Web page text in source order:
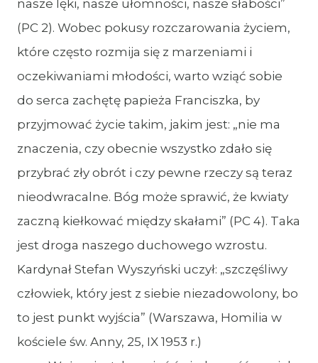
nasze lęki, nasze ułomności, nasze słabości”
(PC 2). Wobec pokusy rozczarowania życiem,
które często rozmija się z marzeniami i
oczekiwaniami młodości, warto wziąć sobie
do serca zachętę papieża Franciszka, by
przyjmować życie takim, jakim jest: „nie ma
znaczenia, czy obecnie wszystko zdało się
przybrać zły obrót i czy pewne rzeczy są teraz
nieodwracalne. Bóg może sprawić, że kwiaty
zaczną kiełkować między skałami” (PC 4). Taka
jest droga naszego duchowego wzrostu.
Kardynał Stefan Wyszyński uczył: „szczęśliwy
człowiek, który jest z siebie niezadowolony, bo
to jest punkt wyjścia” (Warszawa, Homilia w
kościele św. Anny, 25, IX 1953 r.)